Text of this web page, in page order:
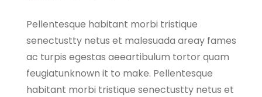
Pellentesque habitant morbi tristique
senectustty netus et malesuada areay fames
ac turpis egestas aeeartibulum tortor quam
feugiatunknown it to make. Pellentesque
habitant morbi tristique senectustty netus et